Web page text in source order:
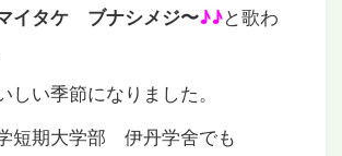
イタケ ブナシメジ〜♪♪と歌わ
しい季節になりました。
短期大学部 伊丹学舍でも